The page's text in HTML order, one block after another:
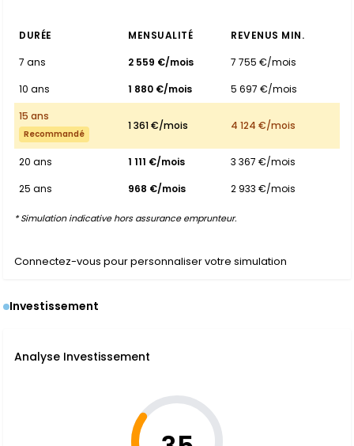
DURÉE MENSUALITÉ
REVENUS MIN.
7 ans
2 559 €/mois
7 755 €/mois
10 ans
1 880 €/mois
5 697 €/mois
15 ans
Recommandé
1 361 €/mois 4 124 €/mois
20 ans 1 111 €/mois
3 367 €/mois
25 ans
968 €/mois 2 933 €/mois
* Simulation indicative hors assurance emprunteur.
Connectez-vous pour personnaliser votre simulation
Investissement
Analyse Investissement